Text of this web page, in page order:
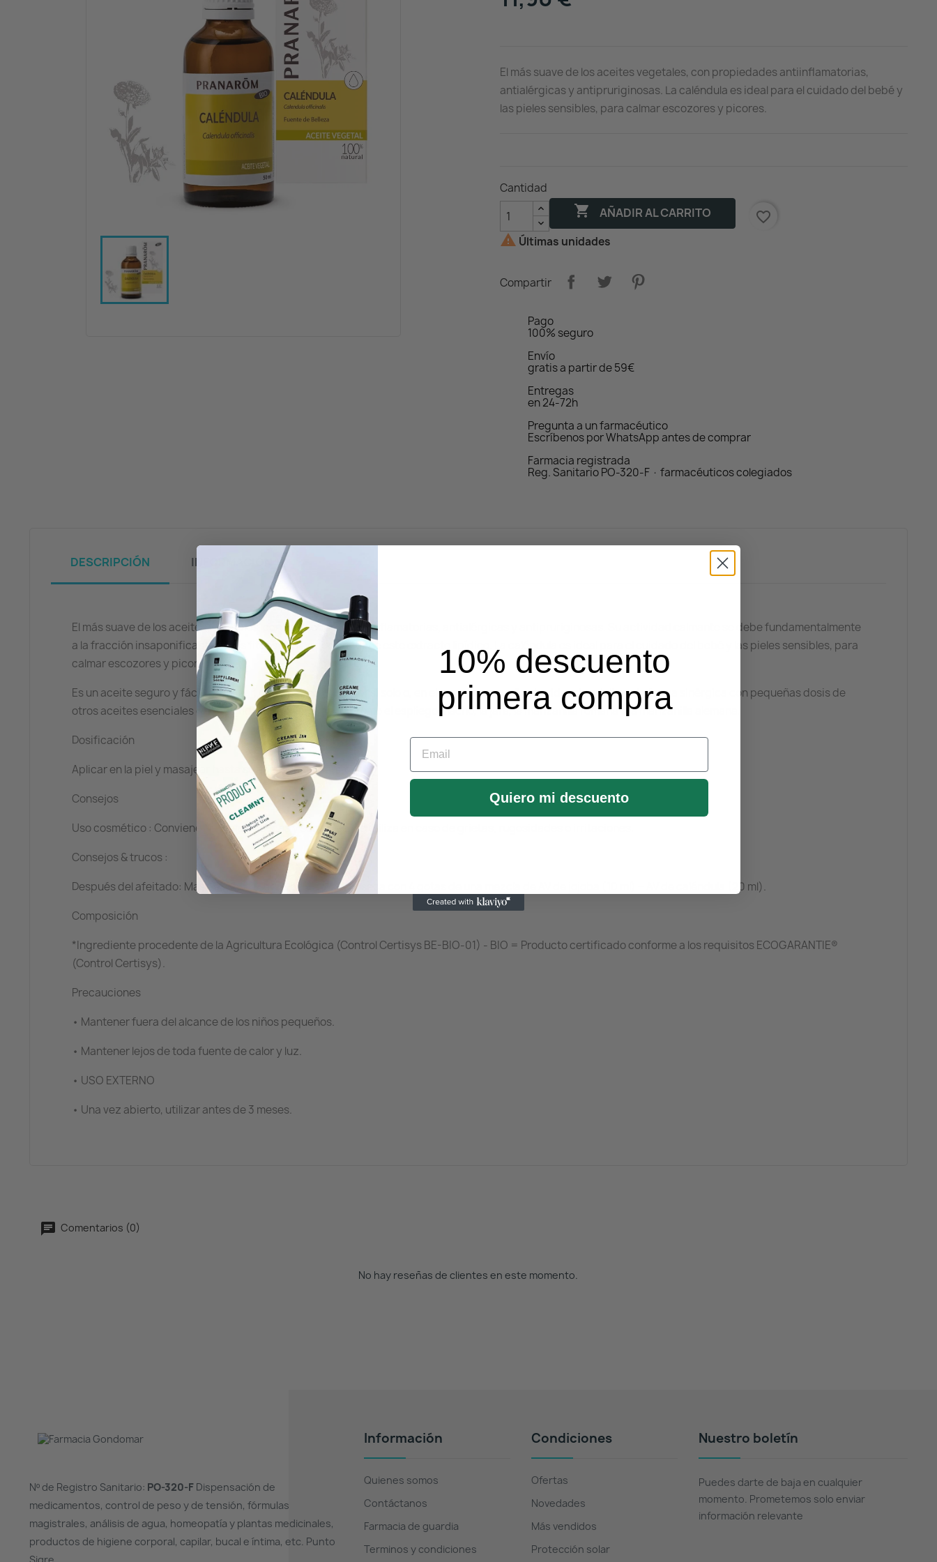
El más suave de los aceites vegetales, con propiedades antiinflamatorias,
antialérgicas y antipruriginosas. La caléndula es ideal para el cuidado del bebé y
las pieles sensibles, para calmar escozores y picores.
Cantidad
 AÑADIR AL CARRITO
favorite_border
 Últimas unidades
Compartir
Pago
100% seguro
Envío
gratis a partir de 59€
Entregas
en 24-72h
Pregunta a un farmacéutico
Escríbenos por WhatsApp antes de comprar
Farmacia registrada
Reg. Sanitario PO-320-F · farmacéuticos colegiados
DESCRIPCIÓN INFORMACIÓN
El más suave de los aceites vegetales, con propiedades antiinflamatorias, antialérgicas y antipruriginosas. Su actividad calmante se debe fundamentalmente
a la fracción insaponificable y a los fitoesteroles que contiene este extracto lipídico. La caléndula es ideal para el cuidado del bebé y las pieles sensibles, para
calmar escozores y picores.
Es un aceite seguro y fácil de utilizar, que puede actuar por sí solo o, en el caso de pequeñas heridas de adultos, de forma sinérgica con pequeñas dosis de
otros aceites esenciales con actividad complementaria, como el espliego macho, la jara, la manzanilla romana o la manzanilla alemana.
Dosificación
Aplicar en la piel y masajear hasta su completa absorción.
Consejos
Uso cosmético : Conviene a las pieles secas y sensibles. Se utiliza en caso de grietas, rugosidades o irritaciones.
Consejos & trucos :
Después del afeitado: Masajear la piel una vez rasurada y seca con 4 gotas de una mezcla de AV de jojoba (10 ml) + AV de caléndula (20 ml).
Composición
*Ingrediente procedente de la Agricultura Ecológica (Control Certisys BE-BIO-01) - BIO = Producto certificado conforme a los requisitos ECOGARANTIE®
(Control Certisys).
Precauciones
• Mantener fuera del alcance de los niños pequeños.
• Mantener lejos de toda fuente de calor y luz.
• USO EXTERNO
• Una vez abierto, utilizar antes de 3 meses.
Comentarios (0)
No hay reseñas de clientes en este momento.
Nº de Registro Sanitario: PO-320-FDispensación de
medicamentos, control de peso y de tensión, fórmulas
magistrales, análisis de agua, homeopatía y plantas medicinales,
productos de higiene corporal, capilar, bucal e íntima, etc. Punto
Información
Quienes somos
Contáctanos
Farmacia de guardia
Terminos y condiciones
Condiciones
Ofertas
Novedades
Más vendidos
Protección solar
Nuestro boletín
Puedes darte de baja en cualquier
momento. Prometemos solo enviar
información relevante
10% descuento
primera compra
Email
Quiero mi descuento